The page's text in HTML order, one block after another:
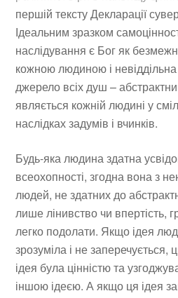
першій тексту Декларації
Ідеальним зразком
наслідування є Бог як
кожною людиною і невіддільна
джерело всіх душ –
являється кожній людині у
наслідках задумів і вчинків.
Будь-яка людина здатна
всеохопності, згодна вона з
людей, не здатних до
лише лінивство чи впертість,
легко подолати. Якщо ідея
зрозуміла і не
ідея була цінністю та
іншою ідеєю. А якщо ця ідея